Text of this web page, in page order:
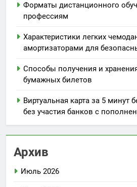
Форматы дистанционного
профессиям
Характеристики легких
амортизаторами для
Способы получения и
бумажных билетов
Виртуальная карта за 5 минут
без участия банков с
Архив
Июль 2026